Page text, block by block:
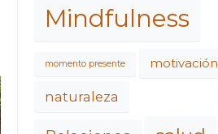
Mindfulness
momento presente motivación
naturaleza